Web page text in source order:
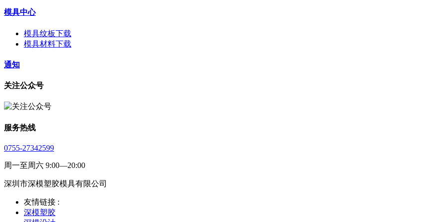
模具中心
模具纹板下载
模具材料下载
通知
关注公众号
服务热线
0755-27342599
周一至周六 9:00—20:00
深圳市深模塑胶模具有限公司
友情链接 :
深模塑胶